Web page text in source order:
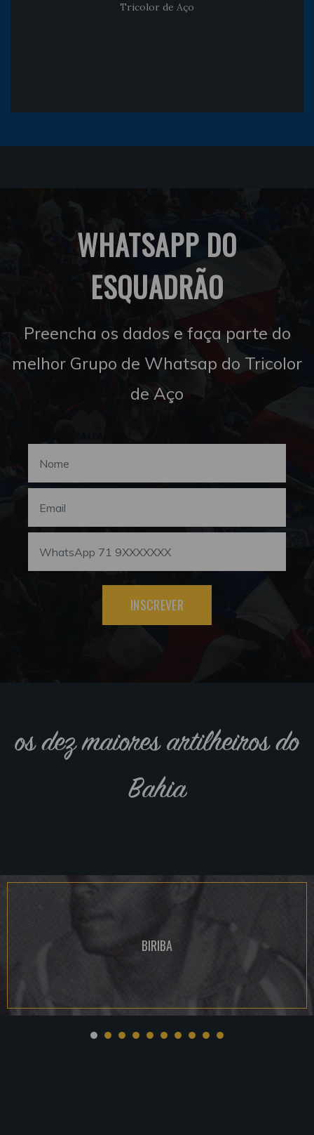
Tricolor de Aço
WHATSAPP DO
ESQUADRÃO
Preencha os dados e faça parte do
melhor Grupo de Whatsap do Tricolor
de Aço
INSCREVER
os dez maiores artilheiros do
Bahia
BIRIBA